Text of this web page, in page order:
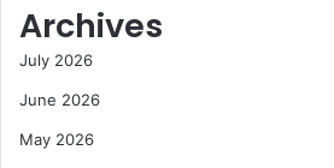
Archives
July 2026
June 2026
May 2026